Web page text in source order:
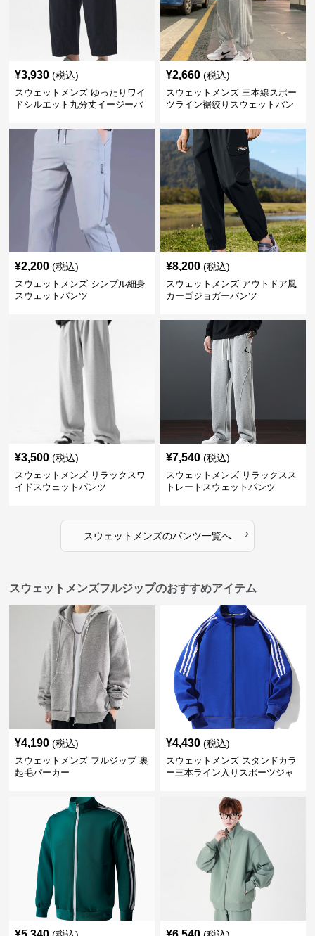
¥3,930 (税込)
スウェットメンズ ゆったりワイ
ドシルエット九分丈イージーパ
¥2,660 (税込)
スウェットメンズ 三本線スポー
ツライン裾絞りスウェットパン
¥2,200 (税込)
スウェットメンズ シンプル細身
スウェットパンツ
¥8,200 (税込)
スウェットメンズ アウトドア風
カーゴジョガーパンツ
¥3,500 (税込)
スウェットメンズ リラックスワ
イドスウェットパンツ
¥7,540 (税込)
スウェットメンズ リラックスス
トレートスウェットパンツ
スウェットメンズのパンツ一覧へ ›
スウェットメンズフルジップのおすすめアイテム
¥4,190 (税込)
スウェットメンズ フルジップ 裏
起毛パーカー
¥4,430 (税込)
スウェットメンズ スタンドカラ
ー三本ライン入りスポーツジャ